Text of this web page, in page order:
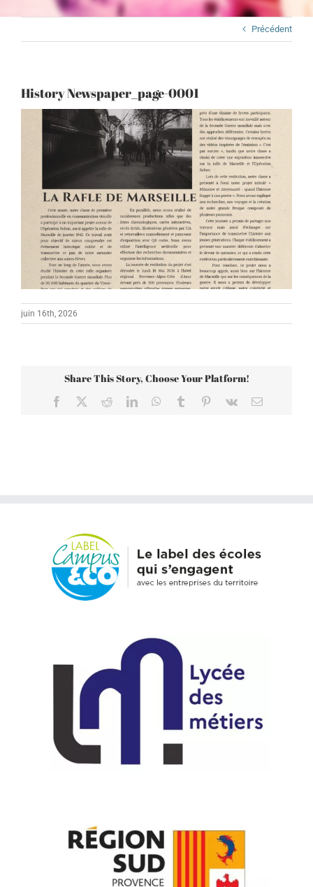
Précédent
History Newspaper_page-0001
juin 16th, 2026
Share This Story, Choose Your Platform!
Facebook RedditLinkedInWhatsApp
Tumblr Pinterest
Vk Email